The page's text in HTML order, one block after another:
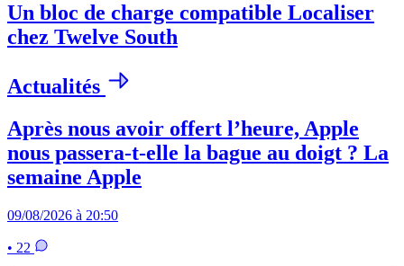
Un bloc de charge compatible Localiser
chez Twelve South
Actualités
Après nous avoir offert l’heure, Apple
nous passera-t-elle la bague au doigt ? La
semaine Apple
09/08/2026 à 20:50
• 22